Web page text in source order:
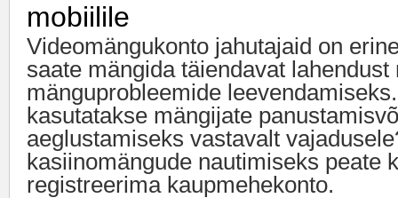
mobiilile
Videomängukonto jahutajaid on
saate mängida täiendavat lahendust
mänguprobleemide
kasutatakse mängijate
aeglustamiseks vastavalt
kasiinomängude nautimiseks peate
registreerima kaupmehekonto.